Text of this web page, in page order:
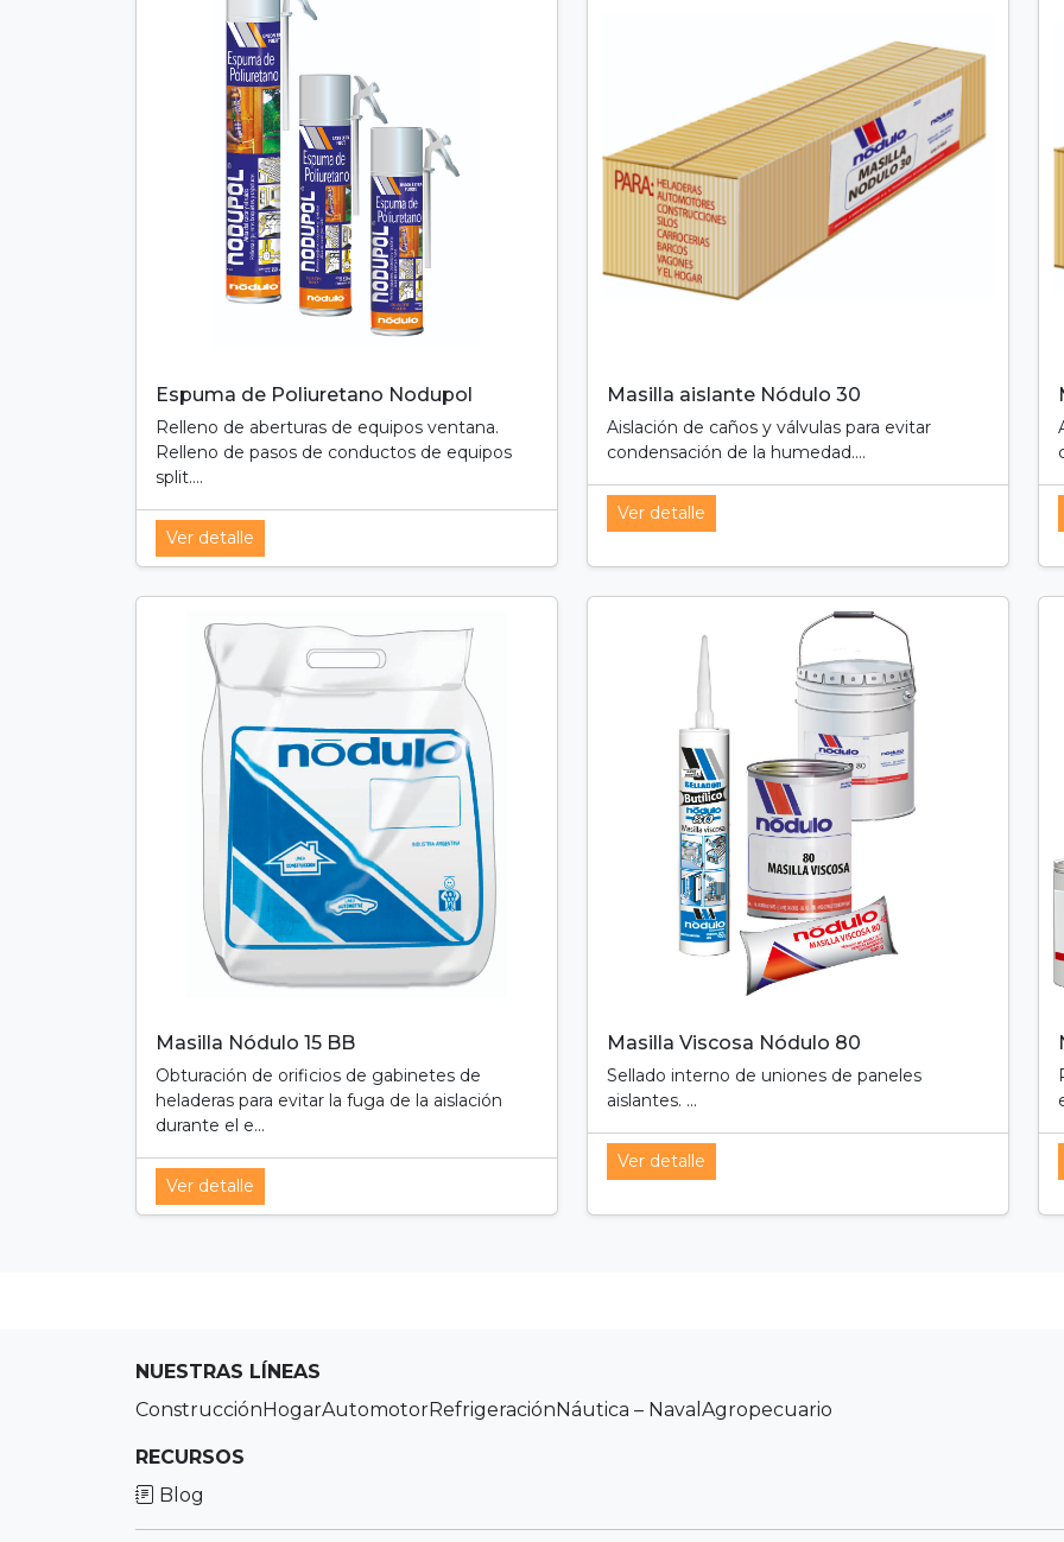
Espuma de Poliuretano Nodupol
Relleno de aberturas de equipos ventana.
Relleno de pasos de conductos de equipos
split....
Ver detalle
Masilla aislante Nódulo 30
Aislación de caños y válvulas para evitar
condensación de la humedad....
Ver detalle
Masilla Nódulo 15 BB
Obturación de orificios de gabinetes de
heladeras para evitar la fuga de la aislación
durante el e...
Ver detalle
Masilla Viscosa Nódulo 80
Sellado interno de uniones de paneles
aislantes. ...
Ver detalle
NUESTRAS LÍNEAS
ConstrucciónHogarAutomotorRefrigeraciónNáutica – Naval Agropecuario
RECURSOS
Blog